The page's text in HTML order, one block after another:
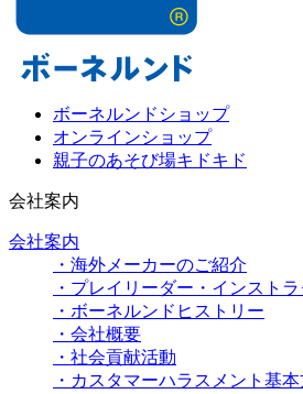
ボーネルンドショップ
オンラインショップ
親子のあそび場キドキド
会社案内
会社案内
・海外メーカーのご紹介
・プレイリーダー・インスト
・ボーネルンドヒストリー
・会社概要
・社会貢献活動
・カスタマーハラスメント基